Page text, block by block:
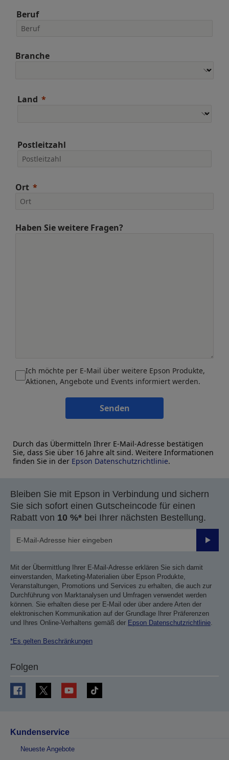
Beruf
Branche
Land
Postleitzahl
Ort
Haben Sie weitere Fragen?
Ich möchte per E-Mail über weitere Epson Produkte,
Aktionen, Angebote und Events informiert werden.
Senden
Durch das Übermitteln Ihrer E-Mail-Adresse bestätigen
Sie, dass Sie über 16 Jahre alt sind. Weitere Informationen
finden Sie in der Epson Datenschutzrichtlinie.
Bleiben Sie mit Epson in Verbindung und sichern
Sie sich sofort einen Gutscheincode für einen
Rabatt von 10 %* bei Ihrer nächsten Bestellung.
Mit der Übermittlung Ihrer E-Mail-Adresse erklären Sie sich damit
einverstanden, Marketing-Materialien über Epson Produkte,
Veranstaltungen, Promotions und Services zu erhalten, die auch zur
Durchführung von Marktanalysen und Umfragen verwendet werden
können. Sie erhalten diese per E-Mail oder über andere Arten der
elektronischen Kommunikation auf der Grundlage Ihrer Präferenzen
und Ihres Online-Verhaltens gemäß der Epson Datenschutzrichtlinie.
*Es gelten Beschränkungen
Folgen
Kundenservice
Neueste Angebote